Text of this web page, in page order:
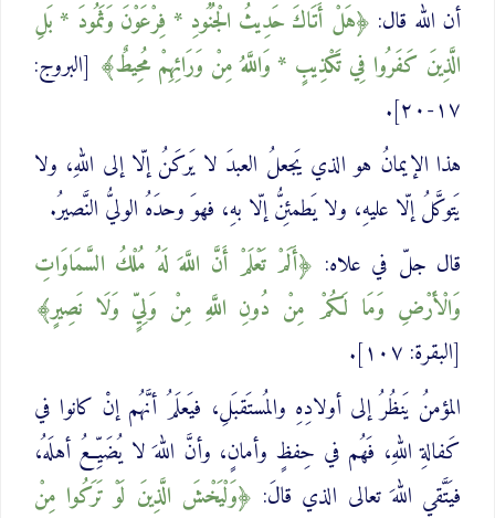
أن الله قال:
هَلْ أَتَاكَ حَدِيثُ الْجُنُودِ * فِرْعَوْنَ وَثَمُودَ * بَلِ
الَّذِينَ كَفَرُوا فِي تَكْذِيبٍ * وَاللَّهُ مِنْ وَرَائِهِمْ ‌مُحِيطٌ
[البروج:
١٧-٢٠].
هذا الإيمانُ هو الذي يَجعلُ العبدَ لا يَركَنُ إلّا إلى اللهِ، ولا
يَتوكَّلُ إلّا عليهِ، ولا يَطمئِنُّ إلّا بهِ، فهوَ وحدَهُ الوليُّ النَّصيرُ.
قال جلّ في علاه:
أَلَمْ تَعْلَمْ أَنَّ اللَّهَ لَهُ مُلْكُ السَّمَاوَاتِ
وَالْأَرْضِ وَمَا لَكُمْ مِنْ دُونِ اللَّهِ ‌مِنْ ‌وَلِيٍّ وَلَا نَصِيرٍ
[البقرة: ١٠٧].
المؤمنُ يَنظُرُ إلى أولادِهِ والمُستَقبَلِ، فيَعلَمُ أنَّهُم إنْ كانوا في
كَفالةِ اللهِ، فَهُم في حِفظٍ وأمانٍ، وأنَّ اللهَ لا يُضَيِّعُ أهلَهُ،
فيَتَّقي اللهَ تعالى الذي قالَ:
وَلْيَخْشَ الَّذِينَ لَوْ تَرَكُوا مِنْ